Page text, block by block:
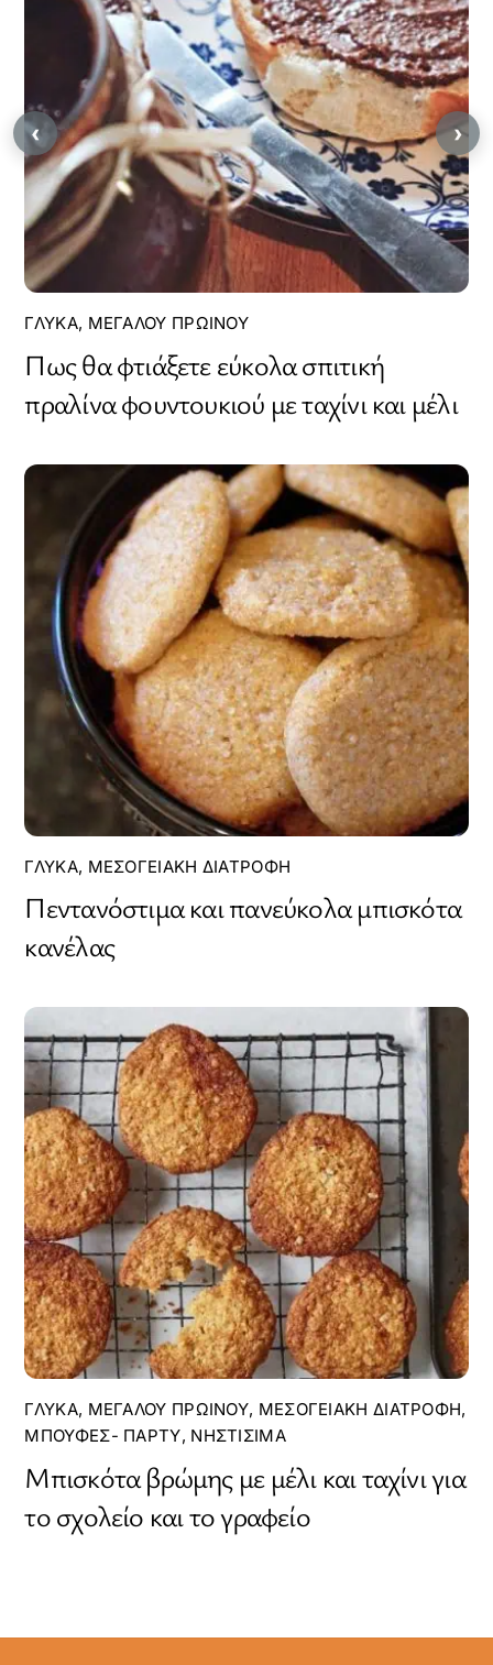
ΓΛΥΚΆ, ΜΕΓΆΛΟΥ ΠΡΩΙΝΟΎ
Πως θα φτιάξετε εύκολα σπιτική
πραλίνα φουντουκιού με ταχίνι και μέλι
ΓΛΥΚΆ, ΜΕΣΟΓΕΙΑΚΉ ΔΙΑΤΡΟΦΉ
Πεντανόστιμα και πανεύκολα μπισκότα
κανέλας
ΓΛΥΚΆ, ΜΕΓΆΛΟΥ ΠΡΩΙΝΟΎ, ΜΕΣΟΓΕΙΑΚΉ ΔΙΑΤΡΟΦΉ,
ΜΠΟΥΦΈΣ- ΠΆΡΤΥ, ΝΗΣΤΊΣΙΜΑ
Μπισκότα βρώμης με μέλι και ταχίνι για
το σχολείο και το γραφείο
‹ ›